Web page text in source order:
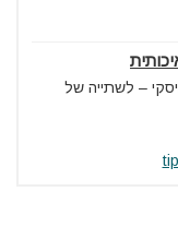
– לשתייה של